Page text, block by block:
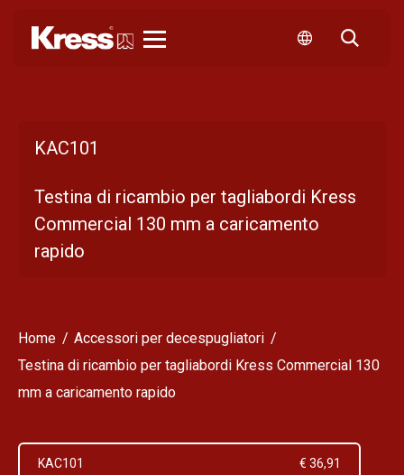
KAC101
Testina di ricambio per tagliabordi Kress
Commercial 130 mm a caricamento
rapido
Home
Accessori per decespugliatori
Testina di ricambio per tagliabordi Kress Commercial 130
mm a caricamento rapido
KAC101 € 36,91